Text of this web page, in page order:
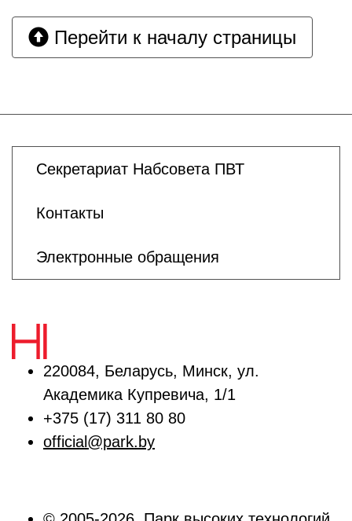
Перейти к началу страницы
Секретариат Набсовета ПВТ
Контакты
Электронные обращения
220084, Беларусь, Минск, ул.
Академика Купревича, 1/1
+375 (17) 311 80 80
official@park.by